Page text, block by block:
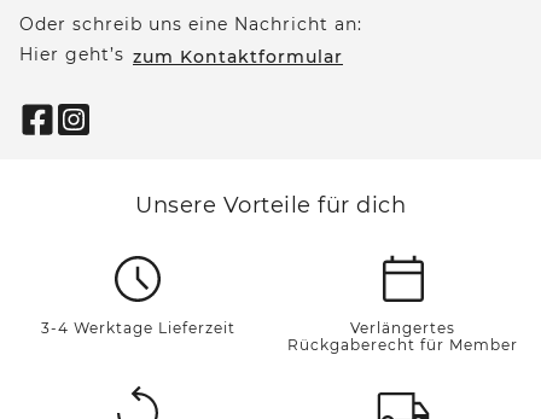
Oder schreib uns eine Nachricht an:
Hier geht’s zum Kontaktformular
Unsere Vorteile für dich
3-4 Werktage Lieferzeit
Verlängertes
Rückgaberecht für Member